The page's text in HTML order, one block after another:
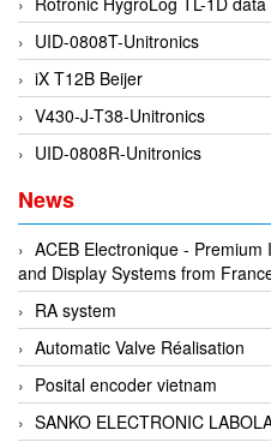
Evoqua
EXAIR
Exergen
Exide Technologies Vietnam
FANUC
FDM/ F.lli Della Marca Srl
FEIN
Felm
FESTO
UID-0808T-Unitronics
iX T12B Beijer
V430-J-T38-Unitronics
UID-0808R-Unitronics
News
ACEB Electronique -
and Display Systems from
RA system
Automatic Valve Réalisation
Posital encoder vietnam
SANKO ELECTRONIC